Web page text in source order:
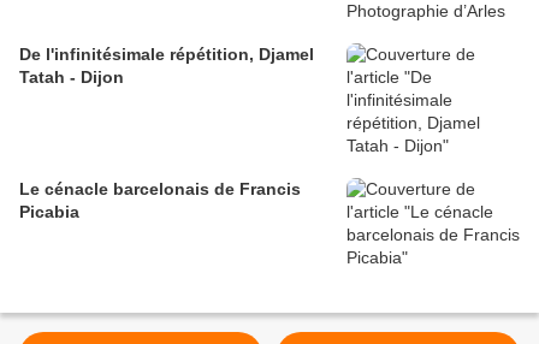
​​​​​​​De l'infinitésimale répétition, Djamel
Tatah - Dijon
Le cénacle barcelonais de Francis
Picabia